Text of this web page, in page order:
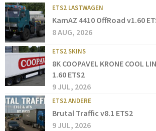
ETS2 LASTWAGEN
KamAZ 4410 OffRoad v1.60
8 AUG, 2026
ETS2 SKINS
8K COOPAVEL KRONE COOL
1.60 ETS2
9 JUL, 2026
ETS2 ANDERE
Brutal Traffic v8.1 ETS2
9 JUL, 2026